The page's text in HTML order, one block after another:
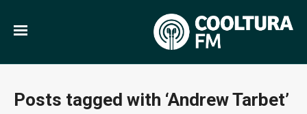
Posts tagged with ‘Andrew Tarbet’